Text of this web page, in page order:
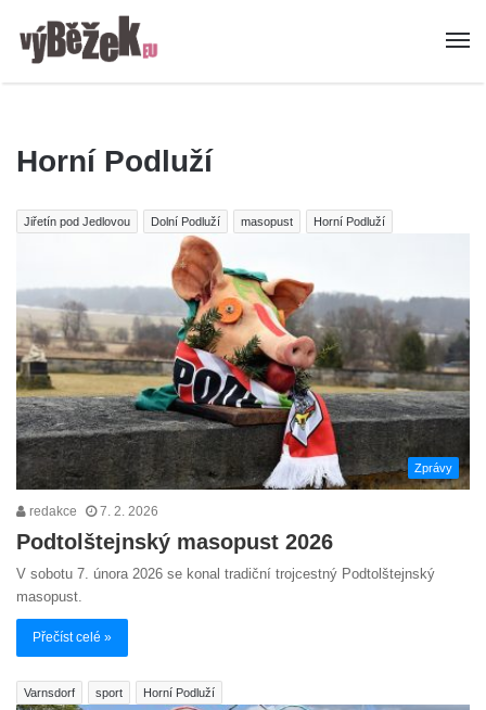
Horní Podluží
Jiřetín pod Jedlovou Dolní Podluží masopust Horní Podluží
Zprávy
redakce 7. 2. 2026
Podtolštejnský masopust 2026
V sobotu 7. února 2026 se konal tradiční trojcestný Podtolštejnský
masopust.
Přečíst celé »
Varnsdorf sport Horní Podluží